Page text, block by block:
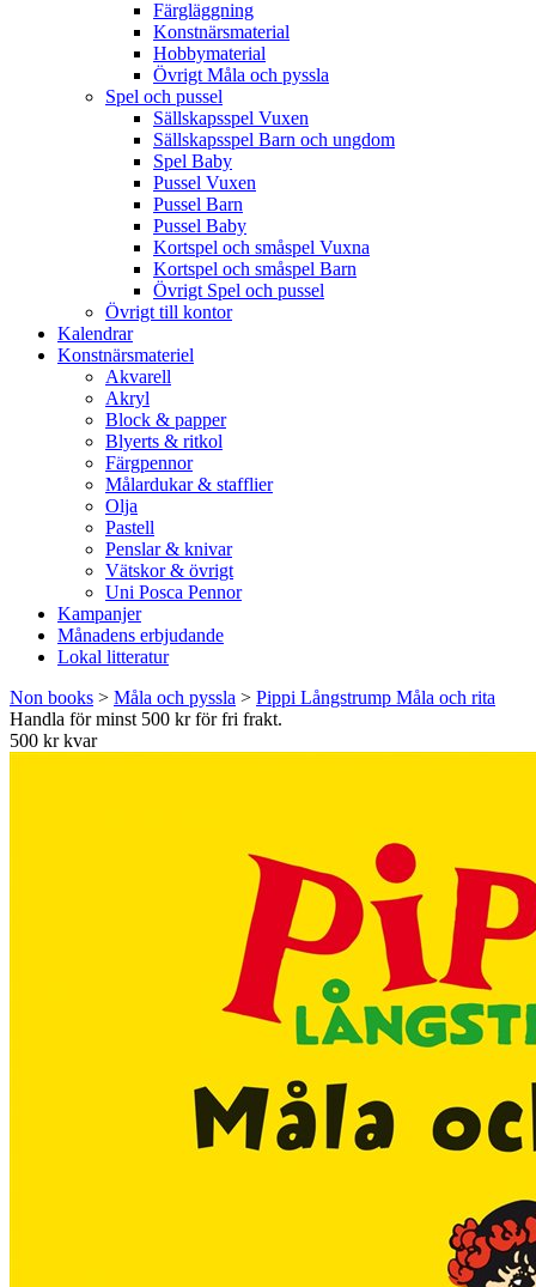
Färgläggning
Konstnärsmaterial
Hobbymaterial
Övrigt Måla och pyssla
Spel och pussel
Sällskapsspel Vuxen
Sällskapsspel Barn och ungdom
Spel Baby
Pussel Vuxen
Pussel Barn
Pussel Baby
Kortspel och småspel Vuxna
Kortspel och småspel Barn
Övrigt Spel och pussel
Övrigt till kontor
Kalendrar
Konstnärsmateriel
Akvarell
Akryl
Block & papper
Blyerts & ritkol
Färgpennor
Målardukar & stafflier
Olja
Pastell
Penslar & knivar
Vätskor & övrigt
Uni Posca Pennor
Kampanjer
Månadens erbjudande
Lokal litteratur
Non books > Måla och pyssla > Pippi Långstrump Måla och rita
Handla för minst 500 kr för fri frakt.
500 kr kvar